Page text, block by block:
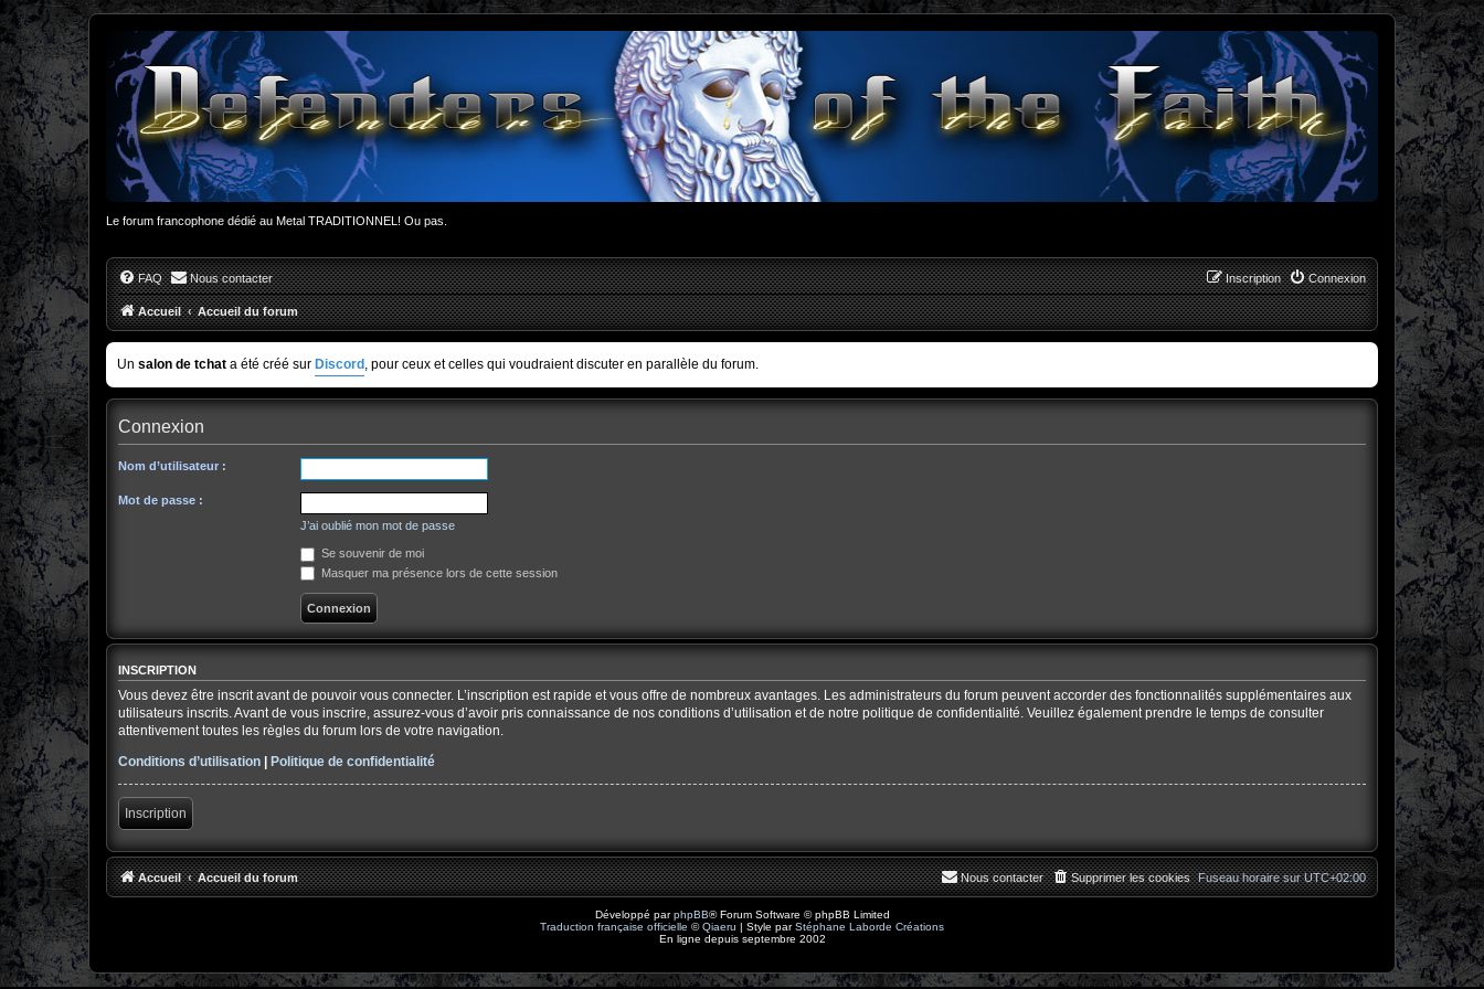
Le forum francophone dédié au Metal TRADITIONNEL! Ou pas.
FAQ Nous contacter Connexion
Inscription
Accueil Accueil du forum
Un salon de tchat a été créé sur Discord , pour ceux et celles qui voudraient discuter en parallèle du forum.
Connexion
Nom d’utilisateur :
Mot de passe :
J’ai oublié mon mot de passe
Se souvenir de moi
Masquer ma présence lors de cette session
INSCRIPTION
Vous devez être inscrit avant de pouvoir vous connecter. L’inscription est rapide et vous offre de nombreux avantages. Les administrateurs du forum peuvent accorder des fonctionnalités supplémentaires aux
utilisateurs inscrits. Avant de vous inscrire, assurez-vous d’avoir pris connaissance de nos conditions d’utilisation et de notre politique de confidentialité. Veuillez également prendre le temps de consulter
attentivement toutes les règles du forum lors de votre navigation.
Conditions d’utilisation
Politique de confidentialité
Inscription
Accueil Accueil du forum Fuseau horaire surUTC+02:00
Supprimer les cookies
Nous contacter
Développé parphpBB® Forum Software © phpBB Limited
Traduction française officielle ©Qiaeru | Style parStéphane Laborde Créations
En ligne depuis septembre 2002